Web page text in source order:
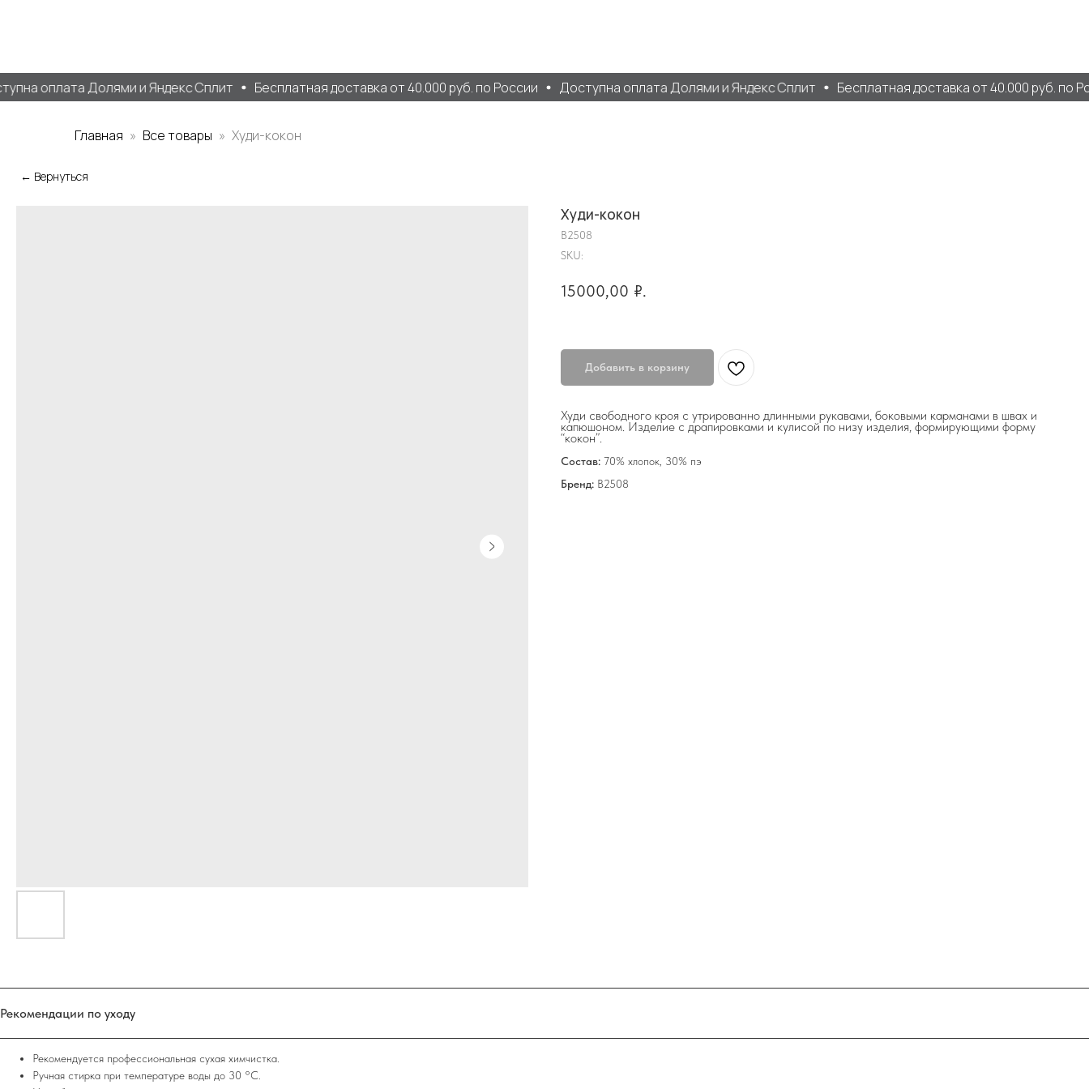
оплата Долями и Яндекс Сплит Бесплатная доставка от 40.000 руб. по России Доступна оплата Долями и Яндекс Сплит Бесплатная доставка от 40.000 руб. по
Главная Все товары Худи-кокон
← Вернуться
Худи-кокон
B2508
SKU:
15000,00 ₽.
Добавить в корзину
Худи свободного кроя с утрированно длинными рукавами, боковыми карманами в швах и
капюшоном. Изделие с драпировками и кулисой по низу изделия, формирующими форму
“кокон”.
Состав: 70% хлопок, 30% пэ
Бренд: В2508
Рекомендации по уходу
Рекомендуется профессиональная сухая химчистка.
Ручная стирка при температуре воды до 30 °C.